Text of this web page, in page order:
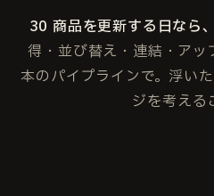
30 商品を更新する日なら
得・並び替え・連結・ア
本のパイプラインで。浮い
ジを考える